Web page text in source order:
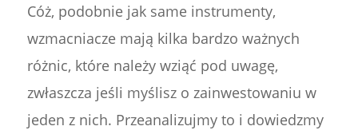
Cóż, podobnie jak same instrumenty,
wzmacniacze mają kilka bardzo ważnych
różnic, które należy wziąć pod uwagę,
zwłaszcza jeśli myślisz o zainwestowaniu w
jeden z nich. Przeanalizujmy to i dowiedzmy